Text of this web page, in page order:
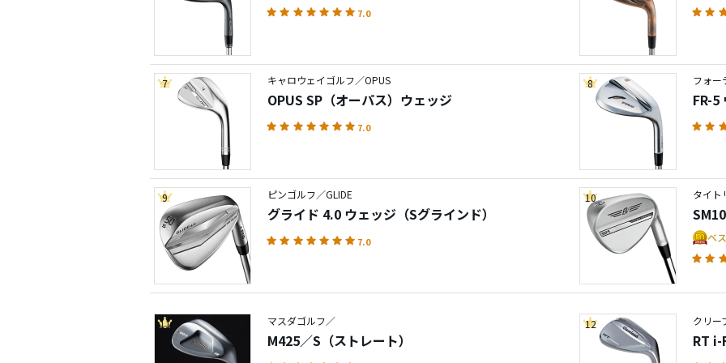
7.0
7 キャロウェイゴルフ／OPUS
OPUS SP（オーパス）ウェッジ
7.0
8 フォー
FR-5
9 ピンゴルフ／GLIDE
グライド 4.0 ウェッジ（Sグラインド）
7.0
10 タイト
ベ
11 マスダゴルフ／
M425／S（ストレート）
12 クリー
RT i-